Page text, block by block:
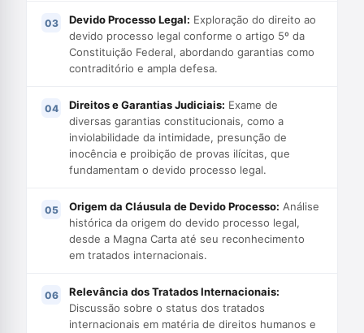
Devido Processo Legal: Exploração do direito ao
devido processo legal conforme o artigo 5º da
Constituição Federal, abordando garantias como
contraditório e ampla defesa.
Direitos e Garantias Judiciais: Exame de
diversas garantias constitucionais, como a
inviolabilidade da intimidade, presunção de
inocência e proibição de provas ilícitas, que
fundamentam o devido processo legal.
Origem da Cláusula de Devido Processo: Análise
histórica da origem do devido processo legal,
desde a Magna Carta até seu reconhecimento
em tratados internacionais.
Relevância dos Tratados Internacionais:
Discussão sobre o status dos tratados
internacionais em matéria de direitos humanos e